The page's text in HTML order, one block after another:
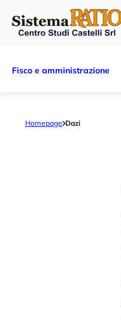
Fisco e amministrazione
Homepage Dazi